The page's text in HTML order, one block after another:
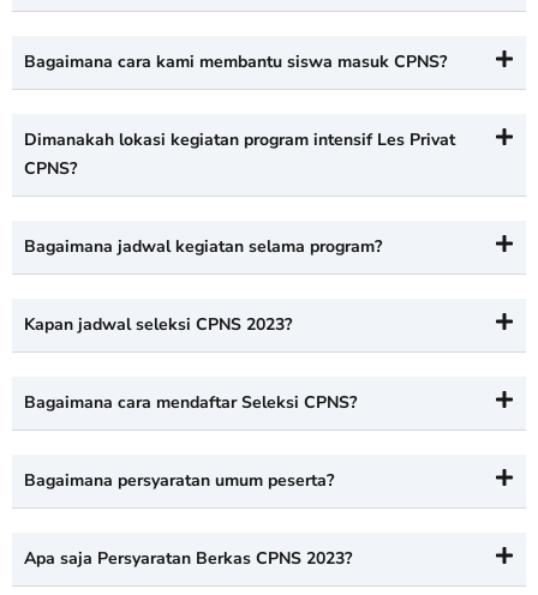
Bagaimana cara kami membantu siswa masuk CPNS?
Dimanakah lokasi kegiatan program intensif Les Privat
CPNS?
Bagaimana jadwal kegiatan selama program?
Kapan jadwal seleksi CPNS 2023?
Bagaimana cara mendaftar Seleksi CPNS?
Bagaimana persyaratan umum peserta?
Apa saja Persyaratan Berkas CPNS 2023?